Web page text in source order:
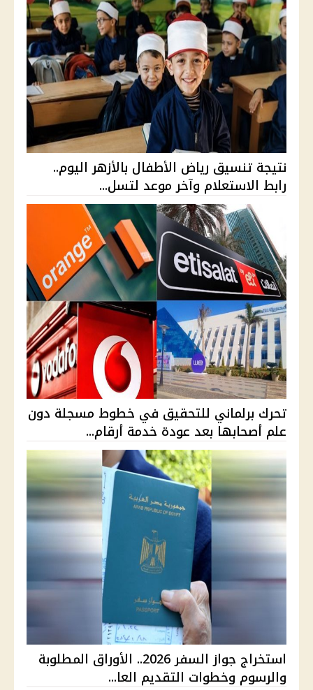
نتيجة تنسيق رياض الأطفال بالأزهر اليوم..
رابط الاستعلام وآخر موعد لتسل...
تحرك برلماني للتحقيق في خطوط مسجلة دون
علم أصحابها بعد عودة خدمة أرقام...
استخراج جواز السفر 2026.. الأوراق المطلوبة
والرسوم وخطوات التقديم العا...